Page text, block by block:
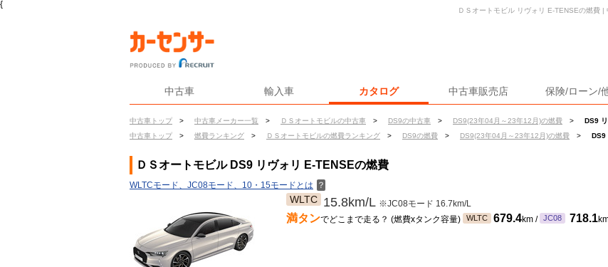
{
中古車 輸入車 カタログ 中古車販売店 保険/ローン/
中古車トップ > 中古車メーカー一覧 > ＤＳオートモビルの中古車 > DS9の中古車 > DS9(23年04月～23年12月)の燃費 >
DS9
中古車トップ
> 燃費ランキング > ＤＳオートモビルの燃費ランキング > DS9の燃費 > DS9(23年04月～23年12月)の燃費 > DS9
ＤＳオートモビル リヴォリ E-TENSEの燃費
ＤＳオートモビル DS9 リヴォリ E-TENSEの燃費
WLTCモード、JC08モード、10・15モードとは ？
WLTC 15.8km/L ※JC08モード 16.7km/L
満タンでどこまで走る？ (燃費xタンク容量) WLTC 679.4km / JC08 718.1